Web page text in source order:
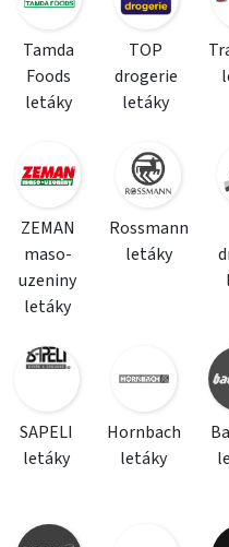
Tamda
Foods
letáky
TOP
drogerie
letáky
ZEMAN
maso-
uzeniny
letáky
Rossmann
letáky
SAPELI
letáky
Hornbach
letáky